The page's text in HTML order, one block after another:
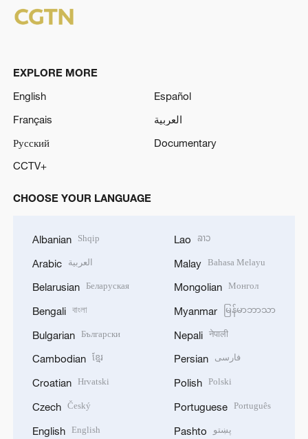
EXPLORE MORE
English
Español
Français
العربية
Русский
Documentary
CCTV+
CHOOSE YOUR LANGUAGE
Albanian Shqip
Arabic العربية
Belarusian Беларуская
Bengali বাংলা
Bulgarian Български
Cambodian ខ្មែរ
Croatian Hrvatski
Czech Český
English English
Lao ລາວ
Malay Bahasa Melayu
Mongolian Монгол
Myanmar မြန်မာဘာသာ
Nepali नेपाली
Persian فارسی
Polish Polski
Portuguese Português
Pashto پښتو